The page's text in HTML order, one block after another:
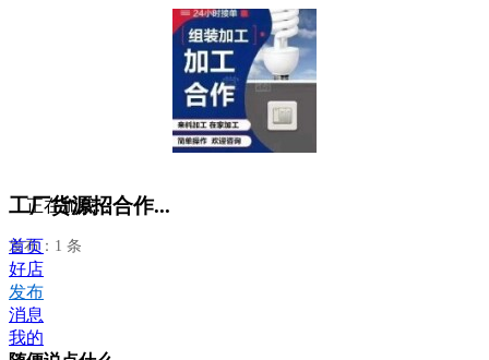
工厂货源招合作...
发布：1 条
正在加载...
首页
好店
发布
消息
我的